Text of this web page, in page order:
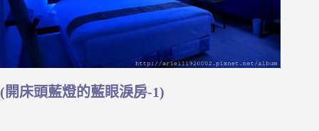
(開床頭藍燈的藍眼淚房-1)